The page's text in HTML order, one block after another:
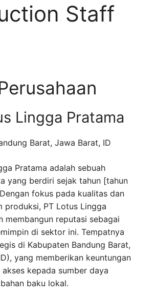
Staff
Lingga Pratama
Barat, Jawa Barat, ID
Pratama adalah sebuah
yang berdiri sejak tahun [tahun
fokus pada kualitas dan
produksi, PT Lotus Lingga
membangun reputasi sebagai
di sektor ini. Tempatnya
di Kabupaten Bandung Barat,
yang memberikan keuntungan
kepada sumber daya
baku lokal.